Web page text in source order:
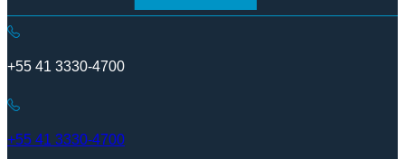
+55 41 3330-4700
+55 41 3330-4700